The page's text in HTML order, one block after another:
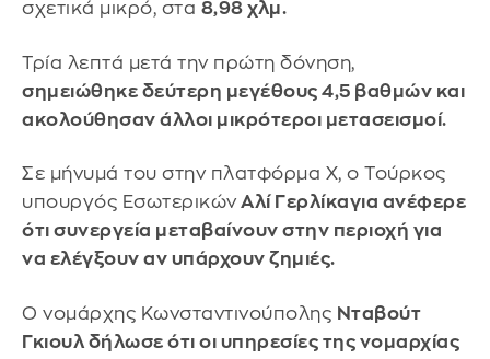
σχετικά μικρό, στα 8,98 χλμ.
Τρία λεπτά μετά την πρώτη δόνηση,
σημειώθηκε δεύτερη μεγέθους 4,5 βαθμών και
ακολούθησαν άλλοι μικρότεροι μετασεισμοί.
Σε μήνυμά του στην πλατφόρμα Χ, ο Τούρκος
υπουργός Εσωτερικών Αλί Γερλίκαγια ανέφερε
ότι συνεργεία μεταβαίνουν στην περιοχή για
να ελέγξουν αν υπάρχουν ζημιές.
Ο νομάρχης Κωνσταντινούπολης Νταβούτ
Γκιουλ δήλωσε ότι οι υπηρεσίες της νομαρχίας